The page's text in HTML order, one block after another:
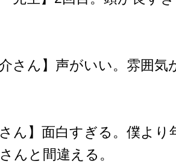
介さん】声がいい。雰囲
さん】面白すぎる。僕よ
んと間違える。